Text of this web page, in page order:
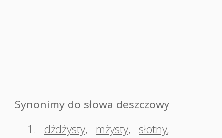
Synonimy do słowa deszczowy
1.
dżdżysty, mżysty, słotny,